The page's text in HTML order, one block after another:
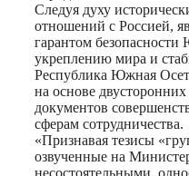
Следуя духу
отношений с Россией,
гарантом
укреплению мира и
Республика Южная
на основе
документов
сферам сотрудничества.
«Признавая тезисы
озвученные на
несостоятельными,